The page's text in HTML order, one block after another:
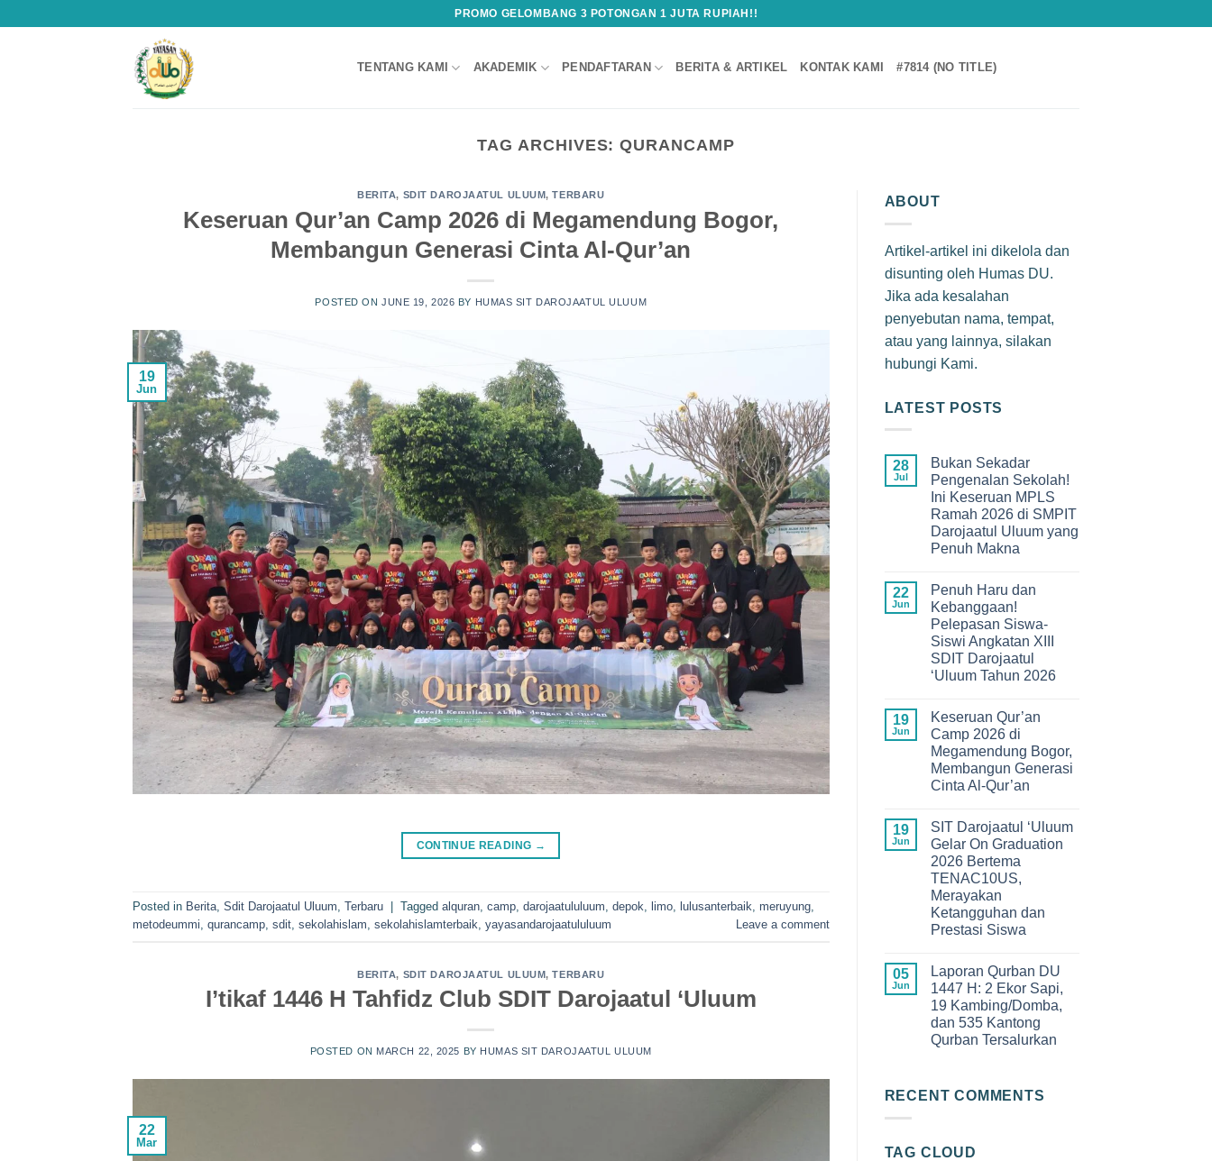
PROMO GELOMBANG 3 POTONGAN 1 JUTA RUPIAH!!
TENTANG KAMI AKADEMIK PENDAFTARAN BERITA & ARTIKEL KONTAK KAMI #7814 (NO TITLE)
TAG ARCHIVES:QURANCAMP
BERITA, SDIT DAROJAATUL ULUUM,TERBARU
Keseruan Qur’an Camp 2026 di Megamendung Bogor,
Membangun Generasi Cinta Al-Qur’an
POSTED ON JUNE 19, 2026 BY HUMAS SIT DAROJAATUL ULUUM
19
Jun
CONTINUE READING →
Posted in Berita, Sdit Darojaatul Uluum, Terbaru Tagged alquran, camp, darojaatululuum, depok, limo, lulusanterbaik, meruyung,
metodeummi, qurancamp, sdit, sekolahislam, sekolahislamterbaik, yayasandarojaatululuum Leave a comment
BERITA, SDIT DAROJAATUL ULUUM,TERBARU
I’tikaf 1446 H Tahfidz Club SDIT Darojaatul ‘Uluum
POSTED ON MARCH 22, 2025 BY HUMAS SIT DAROJAATUL ULUUM
22
Mar
ABOUT
Artikel-artikel ini dikelola dan
disunting oleh Humas DU.
Jika ada kesalahan
penyebutan nama, tempat,
atau yang lainnya, silakan
hubungi Kami.
LATEST POSTS
28
Jul
Bukan Sekadar
Pengenalan Sekolah!
Ini Keseruan MPLS
Ramah 2026 di SMPIT
Darojaatul Uluum yang
Penuh Makna
on
Bukan
Sekadar
Pengenalan
Sekolah!
Ini
Keseruan
MPLS
Ramah
SMPIT
Darojaatul
Uluum
yang
Penuh
22
Jun
Penuh Haru dan
Kebanggaan!
Pelepasan Siswa-
Siswi Angkatan XIII
SDIT Darojaatul
‘Uluum Tahun 2026
on
Penuh
Haru
dan
Kebanggaan!
Pelepasan
Siswa-
XIII
SDIT
Darojaatul
‘Uluum
Tahun
2026
19
Jun
Keseruan Qur’an
Camp 2026 di
Megamendung Bogor,
Membangun Generasi
Cinta Al-Qur’an
on
Keseruan
Qur’an
Camp
2026
di
Megamendung
Bogor,
Membangun
Generasi
Qur’an
19
Jun
SIT Darojaatul ‘Uluum
Gelar On Graduation
2026 Bertema
TENAC10US,
Merayakan
Ketangguhan dan
Prestasi Siswa
SIT
Darojaatul
‘Uluum
Gelar
On
Graduation
Merayakan
Ketangguhan
05
Jun
Laporan Qurban DU
1447 H: 2 Ekor Sapi,
19 Kambing/Domba,
dan 535 Kantong
Qurban Tersalurkan
Laporan
2
RECENT COMMENTS
TAG CLOUD